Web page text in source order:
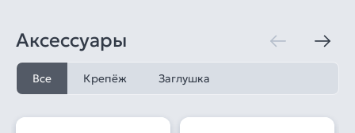
Аксессуары
Все Крепёж Заглушка